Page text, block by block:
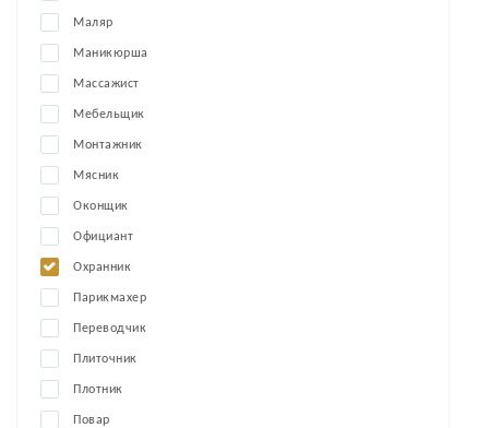
Маляр
Маникюрша
Массажист
Мебельщик
Монтажник
Мясник
Оконщик
Официант
Охранник
Парикмахер
Переводчик
Плиточник
Плотник
Повар